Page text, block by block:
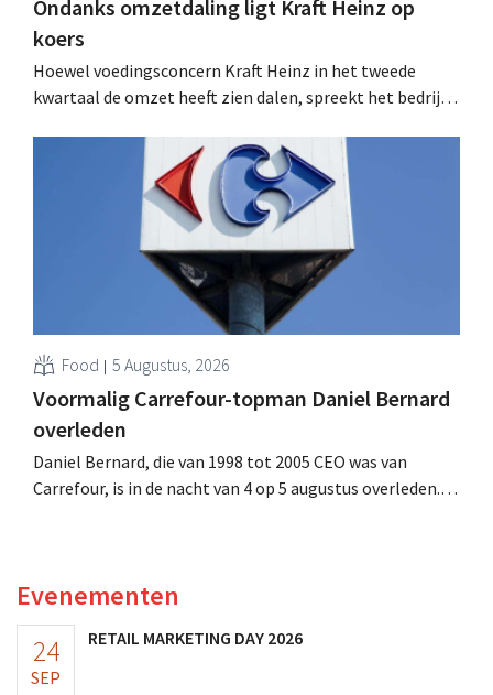
Ondanks omzetdaling ligt Kraft Heinz op
koers
Hoewel voedingsconcern Kraft Heinz in het tweede
kwartaal de omzet heeft zien dalen, spreekt het bedrijf
multinational verhoogt de investeringen en de
vooruitzichten.
Food 5 Augustus, 2026
Voormalig Carrefour-topman Daniel Bernard
overleden
Daniel Bernard, die van 1998 tot 2005 CEO was van
Carrefour, is in de nacht van 4 op 5 augustus overleden.
Evenementen
24
SEP
RETAIL MARKETING DAY 2026